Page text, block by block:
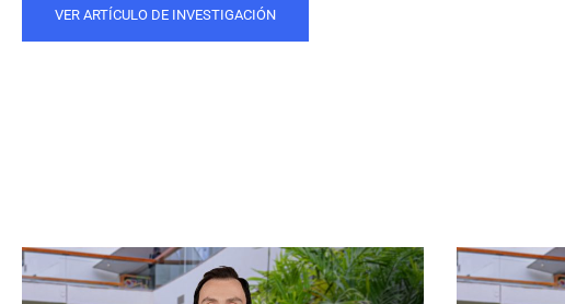
VER ARTÍCULO DE INVESTIGACIÓN